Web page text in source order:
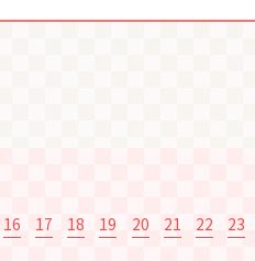
16 17 18 19 20 21 22 23